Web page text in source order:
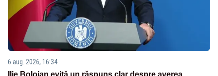
6 aug. 2026, 16:34